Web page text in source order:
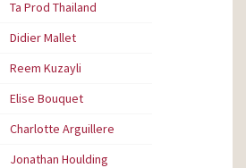
Ta Prod Thailand
Didier Mallet
Reem Kuzayli
Elise Bouquet
Charlotte Arguillere
Jonathan Houlding